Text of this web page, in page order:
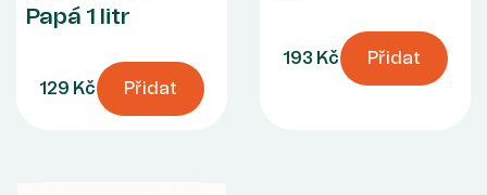
Papá 1 litr
129 Kč Přidat
193 Kč Přidat